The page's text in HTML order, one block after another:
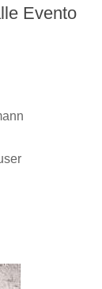
Evento